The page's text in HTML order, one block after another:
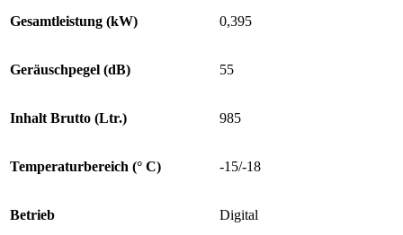
Gesamtleistung (kW) 0,395
Geräuschpegel (dB) 55
Inhalt Brutto (Ltr.) 985
Temperaturbereich (° C) -15/-18
Betrieb Digital